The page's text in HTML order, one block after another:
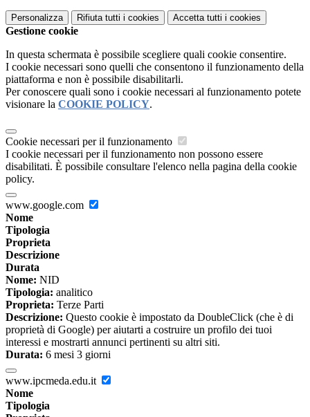
Personalizza Rifiuta tutti i cookies Accetta tutti i cookies
Gestione cookie
In questa schermata è possibile scegliere quali cookie consentire.
I cookie necessari sono quelli che consentono il funzionamento della
piattaforma e non è possibile disabilitarli.
Per conoscere quali sono i cookie necessari al funzionamento potete
visionare la COOKIE POLICY.
Cookie necessari per il funzionamento
I cookie necessari per il funzionamento non possono essere
disabilitati. È possibile consultare l'elenco nella pagina della cookie
policy.
www.google.com
Nome
Tipologia
Proprieta
Descrizione
Durata
Nome: NID
Tipologia: analitico
Proprieta: Terze Parti
Descrizione: Questo cookie è impostato da DoubleClick (che è di
proprietà di Google) per aiutarti a costruire un profilo dei tuoi
interessi e mostrarti annunci pertinenti su altri siti.
Durata: 6 mesi 3 giorni
www.ipcmeda.edu.it
Nome
Tipologia